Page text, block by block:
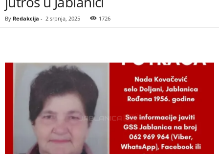
By Redakcija - 2 srpnja, 2025 1726